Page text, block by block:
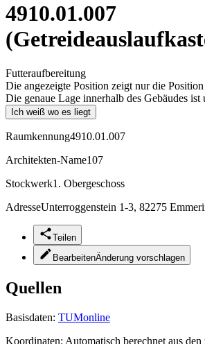
4910.01.007
Futteraufbereitung
Die angezeigte Position zeigt nur die
Die genaue Lage innerhalb des Gebäudes ist
Ich weiß wo es liegt
Raumkennung4910.01.007
Architekten-Name107
Stockwerk1. Obergeschoss
AdresseUnterroggenstein 1-3, 82275
Teilen
BearbeitenÄnderung vorschlagen
Quellen
Basisdaten: TUMonline
Koordinaten: Automatisch berechnet aus